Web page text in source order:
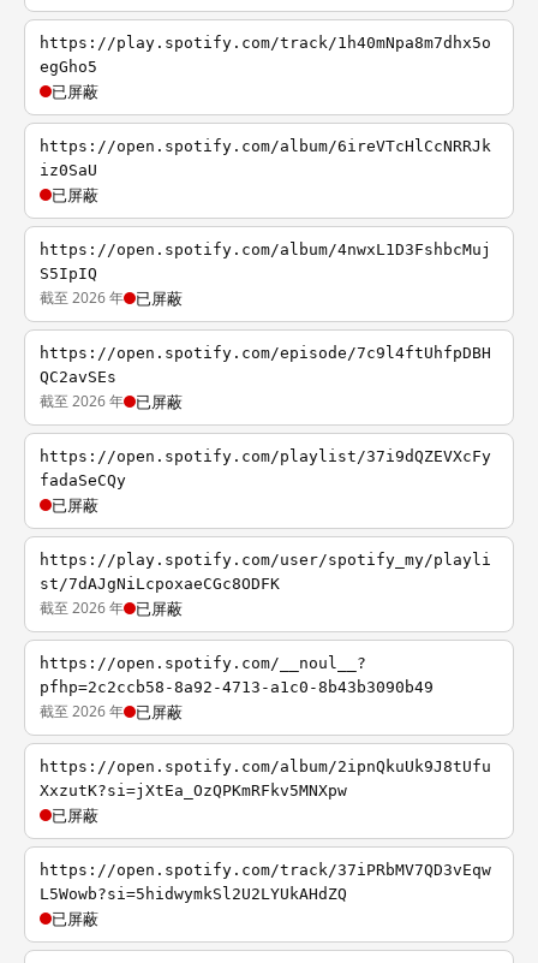
https://play.spotify.com/track/1h40mNpa8m7dhx5o
egGho5
已屏蔽
https://open.spotify.com/album/6ireVTcHlCcNRRJk
iz0SaU
已屏蔽
https://open.spotify.com/album/4nwxL1D3FshbcMuj
S5IpIQ
截至 2026 年 已屏蔽
https://open.spotify.com/episode/7c9l4ftUhfpDBH
QC2avSEs
截至 2026 年 已屏蔽
https://open.spotify.com/playlist/37i9dQZEVXcFy
fadaSeCQy
已屏蔽
https://play.spotify.com/user/spotify_my/playli
st/7dAJgNiLcpoxaeCGc8ODFK
截至 2026 年 已屏蔽
https://open.spotify.com/__noul__?
pfhp=2c2ccb58-8a92-4713-a1c0-8b43b3090b49
截至 2026 年 已屏蔽
https://open.spotify.com/album/2ipnQkuUk9J8tUfu
XxzutK?si=jXtEa_OzQPKmRFkv5MNXpw
已屏蔽
https://open.spotify.com/track/37iPRbMV7QD3vEqw
L5Wowb?si=5hidwymkSl2U2LYUkAHdZQ
已屏蔽